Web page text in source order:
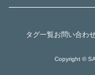
タグ一覧お問い合わ
Copyright ©